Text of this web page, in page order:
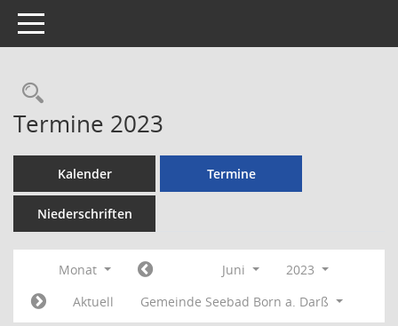
Toggle navigation
Rechercheauswahl
Termine 2023
Kalender Termine
Niederschriften
Monat Juni
2023
Aktuell
Gemeinde Seebad Born a. Darß